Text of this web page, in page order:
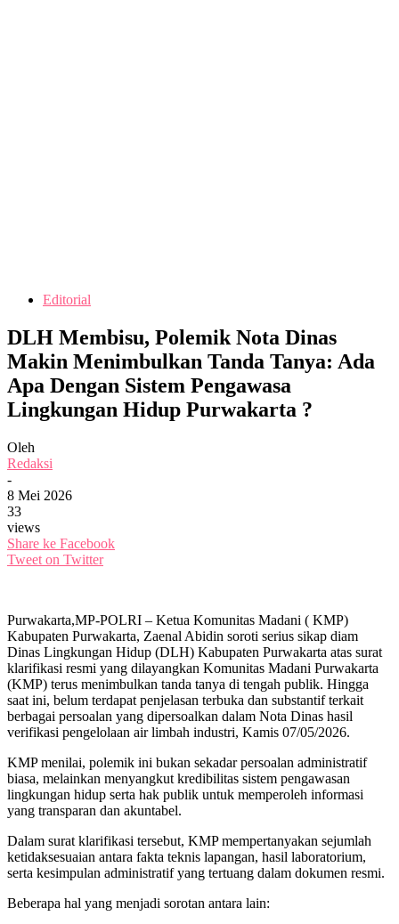
Editorial
DLH Membisu, Polemik Nota Dinas
Makin Menimbulkan Tanda Tanya: Ada
Apa Dengan Sistem Pengawasa
Lingkungan Hidup Purwakarta ?
Oleh
Redaksi
-
8 Mei 2026
33
views
Share ke Facebook
Tweet on Twitter
Purwakarta,MP-POLRI – Ketua Komunitas Madani ( KMP)
Kabupaten Purwakarta, Zaenal Abidin soroti serius sikap diam
Dinas Lingkungan Hidup (DLH) Kabupaten Purwakarta atas surat
klarifikasi resmi yang dilayangkan Komunitas Madani Purwakarta
(KMP) terus menimbulkan tanda tanya di tengah publik. Hingga
saat ini, belum terdapat penjelasan terbuka dan substantif terkait
berbagai persoalan yang dipersoalkan dalam Nota Dinas hasil
verifikasi pengelolaan air limbah industri, Kamis 07/05/2026.
KMP menilai, polemik ini bukan sekadar persoalan administratif
biasa, melainkan menyangkut kredibilitas sistem pengawasan
lingkungan hidup serta hak publik untuk memperoleh informasi
yang transparan dan akuntabel.
Dalam surat klarifikasi tersebut, KMP mempertanyakan sejumlah
ketidaksesuaian antara fakta teknis lapangan, hasil laboratorium,
serta kesimpulan administratif yang tertuang dalam dokumen resmi.
Beberapa hal yang menjadi sorotan antara lain: